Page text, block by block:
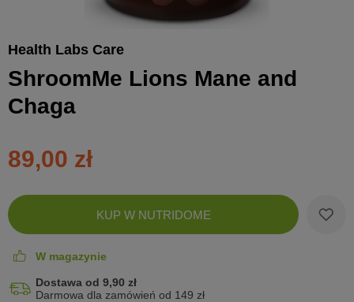
Health Labs Care
ShroomMe Lions Mane and
Chaga
89,00 zł
Zobacz
koszyk
KUP W NUTRIDOME
W magazynie
Dostawa od 9,90 zł
Darmowa dla zamówień od 149 zł